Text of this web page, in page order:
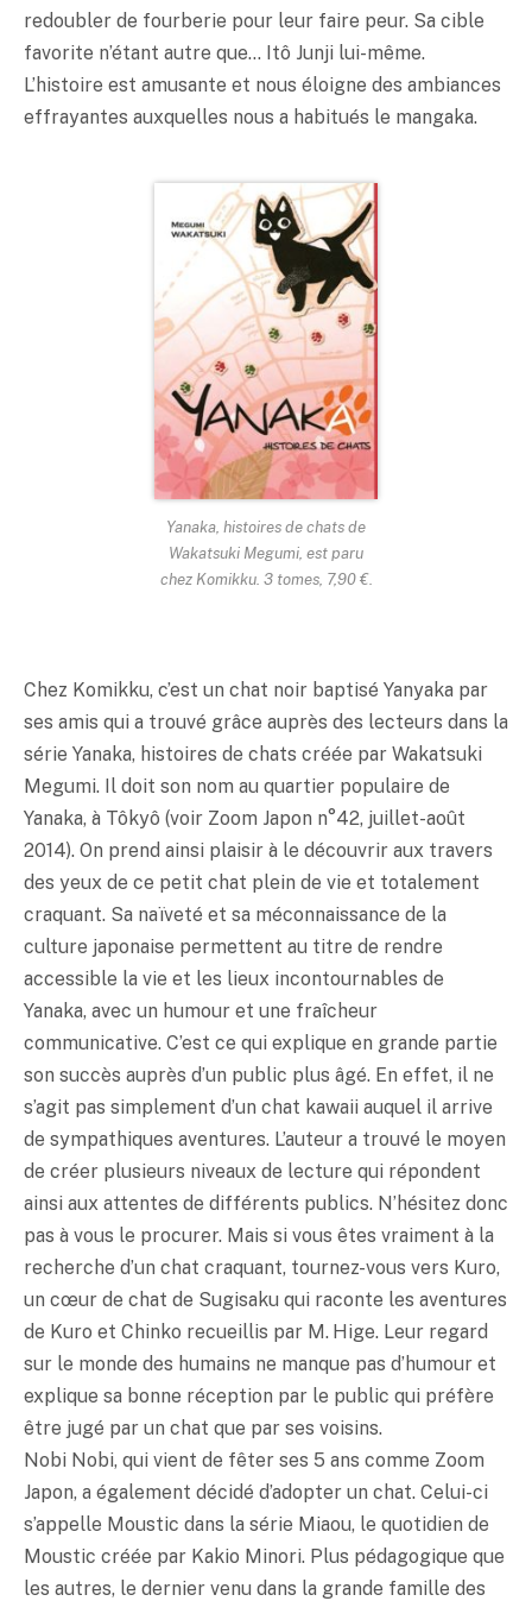
redoubler de fourberie pour leur faire peur. Sa cible
favorite n’étant autre que… Itô Junji lui-même.
L’histoire est amusante et nous éloigne des ambiances
effrayantes auxquelles nous a habitués le mangaka.
Yanaka, histoires de chats de
Wakatsuki Megumi, est paru
chez Komikku. 3 tomes, 7,90 €.
Chez Komikku, c’est un chat noir baptisé Yanyaka par
ses amis qui a trouvé grâce auprès des lecteurs dans la
série Yanaka, histoires de chats créée par Wakatsuki
Megumi. Il doit son nom au quartier populaire de
Yanaka, à Tôkyô (voir Zoom Japon n°42, juillet-août
2014). On prend ainsi plaisir à le découvrir aux travers
des yeux de ce petit chat plein de vie et totalement
craquant. Sa naïveté et sa méconnaissance de la
culture japonaise permettent au titre de rendre
accessible la vie et les lieux incontournables de
Yanaka, avec un humour et une fraîcheur
communicative. C’est ce qui explique en grande partie
son succès auprès d’un public plus âgé. En effet, il ne
s’agit pas simplement d’un chat kawaii auquel il arrive
de sympathiques aventures. L’auteur a trouvé le moyen
de créer plusieurs niveaux de lecture qui répondent
ainsi aux attentes de différents publics. N’hésitez donc
pas à vous le procurer. Mais si vous êtes vraiment à la
recherche d’un chat craquant, tournez-vous vers Kuro,
un cœur de chat de Sugisaku qui raconte les aventures
de Kuro et Chinko recueillis par M. Hige. Leur regard
sur le monde des humains ne manque pas d’humour et
explique sa bonne réception par le public qui préfère
être jugé par un chat que par ses voisins.
Nobi Nobi, qui vient de fêter ses 5 ans comme Zoom
Japon, a également décidé d’adopter un chat. Celui-ci
s’appelle Moustic dans la série Miaou, le quotidien de
Moustic créée par Kakio Minori. Plus pédagogique que
les autres, le dernier venu dans la grande famille des